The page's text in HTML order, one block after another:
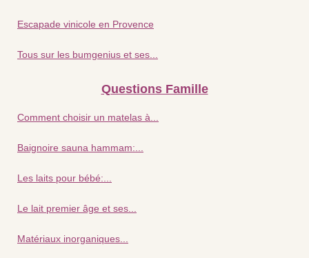
Escapade vinicole en Provence
Tous sur les bumgenius et ses...
Questions Famille
Comment choisir un matelas à...
Baignoire sauna hammam:...
Les laits pour bébé:...
Le lait premier âge et ses...
Matériaux inorganiques...